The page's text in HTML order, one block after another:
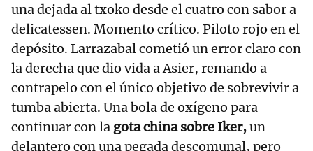
una dejada al txoko desde el cuatro con sabor a
delicatessen. Momento crítico. Piloto rojo en el
depósito. Larrazabal cometió un error claro con
la derecha que dio vida a Asier, remando a
contrapelo con el único objetivo de sobrevivir a
tumba abierta. Una bola de oxígeno para
continuar con la gota china sobre Iker,un
delantero con una pegada descomunal, pero